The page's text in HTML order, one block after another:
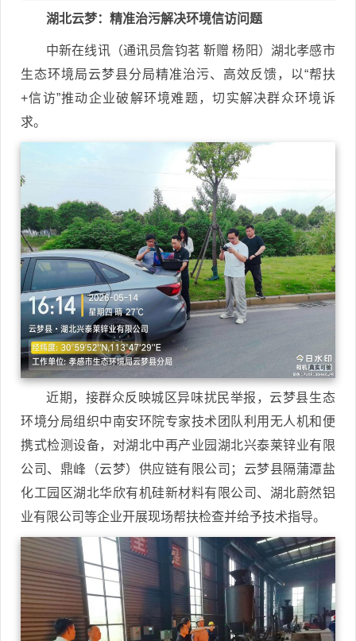
湖北云梦：精准治污解决环境信访问题
中新在线讯（通讯员詹钧茗 靳赠 杨阳）湖北孝感市
生态环境局云梦县分局精准治污、高效反馈，以“帮扶
+信访”推动企业破解环境难题，切实解决群众环境诉
求。
近期，接群众反映城区异味扰民举报，云梦县生态
环境分局组织中南安环院专家技术团队利用无人机和便
携式检测设备，对湖北中再产业园湖北兴泰莱锌业有限
公司、鼎峰（云梦）供应链有限公司；云梦县隔蒲潭盐
化工园区湖北华欣有机硅新材料有限公司、湖北蔚然铝
业有限公司等企业开展现场帮扶检查并给予技术指导。